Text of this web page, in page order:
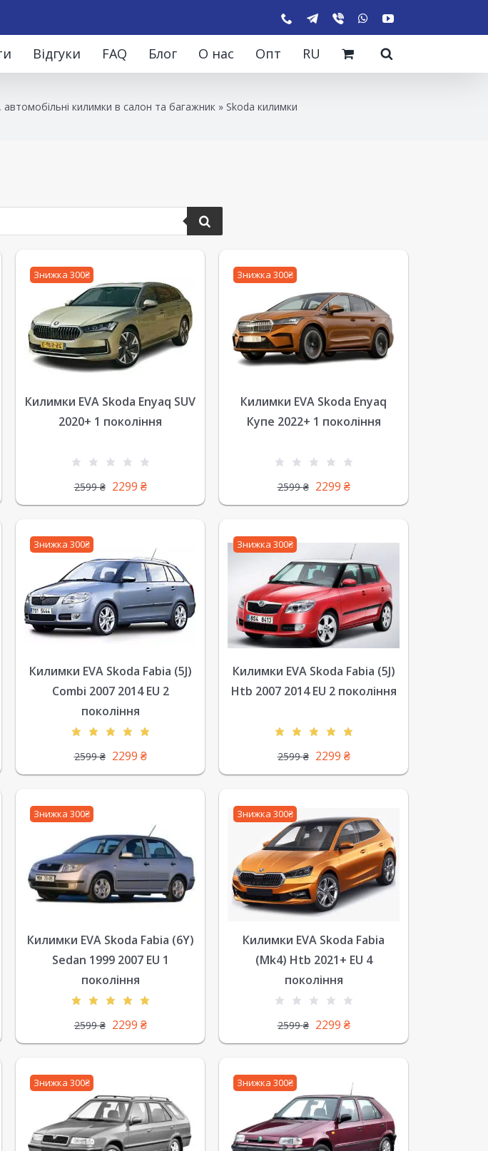
Відгуки FAQ Блог О нас Опт RU
килимки в салон та багажник» Skoda килимки
Знижка 300₴
Килимки EVA Skoda Enyaq SUV
2020+ 1 покоління
2599₴ 2299 ₴
Знижка 300₴
Килимки EVA Skoda Enyaq
Купе 2022+ 1 покоління
2599₴ 2299 ₴
Знижка 300₴
Килимки EVA Skoda Fabia (5J)
Combi 2007 2014 EU 2
покоління
2599₴ 2299 ₴
Знижка 300₴
Килимки EVA Skoda Fabia (5J)
Htb 2007 2014 EU 2 покоління
2599₴ 2299 ₴
Знижка 300₴
Килимки EVA Skoda Fabia (6Y)
Sedan 1999 2007 EU 1
покоління
2599₴ 2299 ₴
Знижка 300₴
Килимки EVA Skoda Fabia
(Mk4) Htb 2021+ EU 4
покоління
2599₴ 2299 ₴
Знижка 300₴ Знижка 300₴